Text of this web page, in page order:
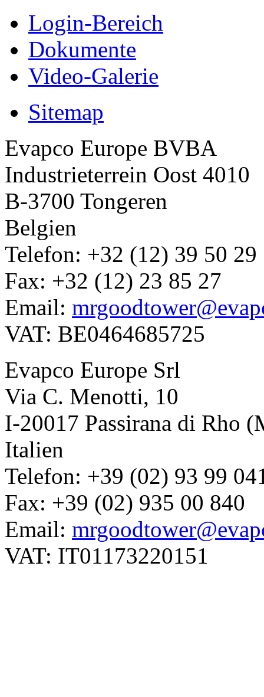
Login-Bereich
Dokumente
Video-Galerie
Sitemap
Evapco Europe BVBA
Industrieterrein Oost 4010
B-3700 Tongeren
Belgien
Telefon: +32 (12) 39 50 29
Fax: +32 (12) 23 85 27
Email:
VAT: BE0464685725
Evapco Europe Srl
Via C. Menotti, 10
I-20017 Passirana di Rho
Italien
Telefon: +39 (02) 93 99
Fax: +39 (02) 935 00 840
Email:
VAT: IT01173220151